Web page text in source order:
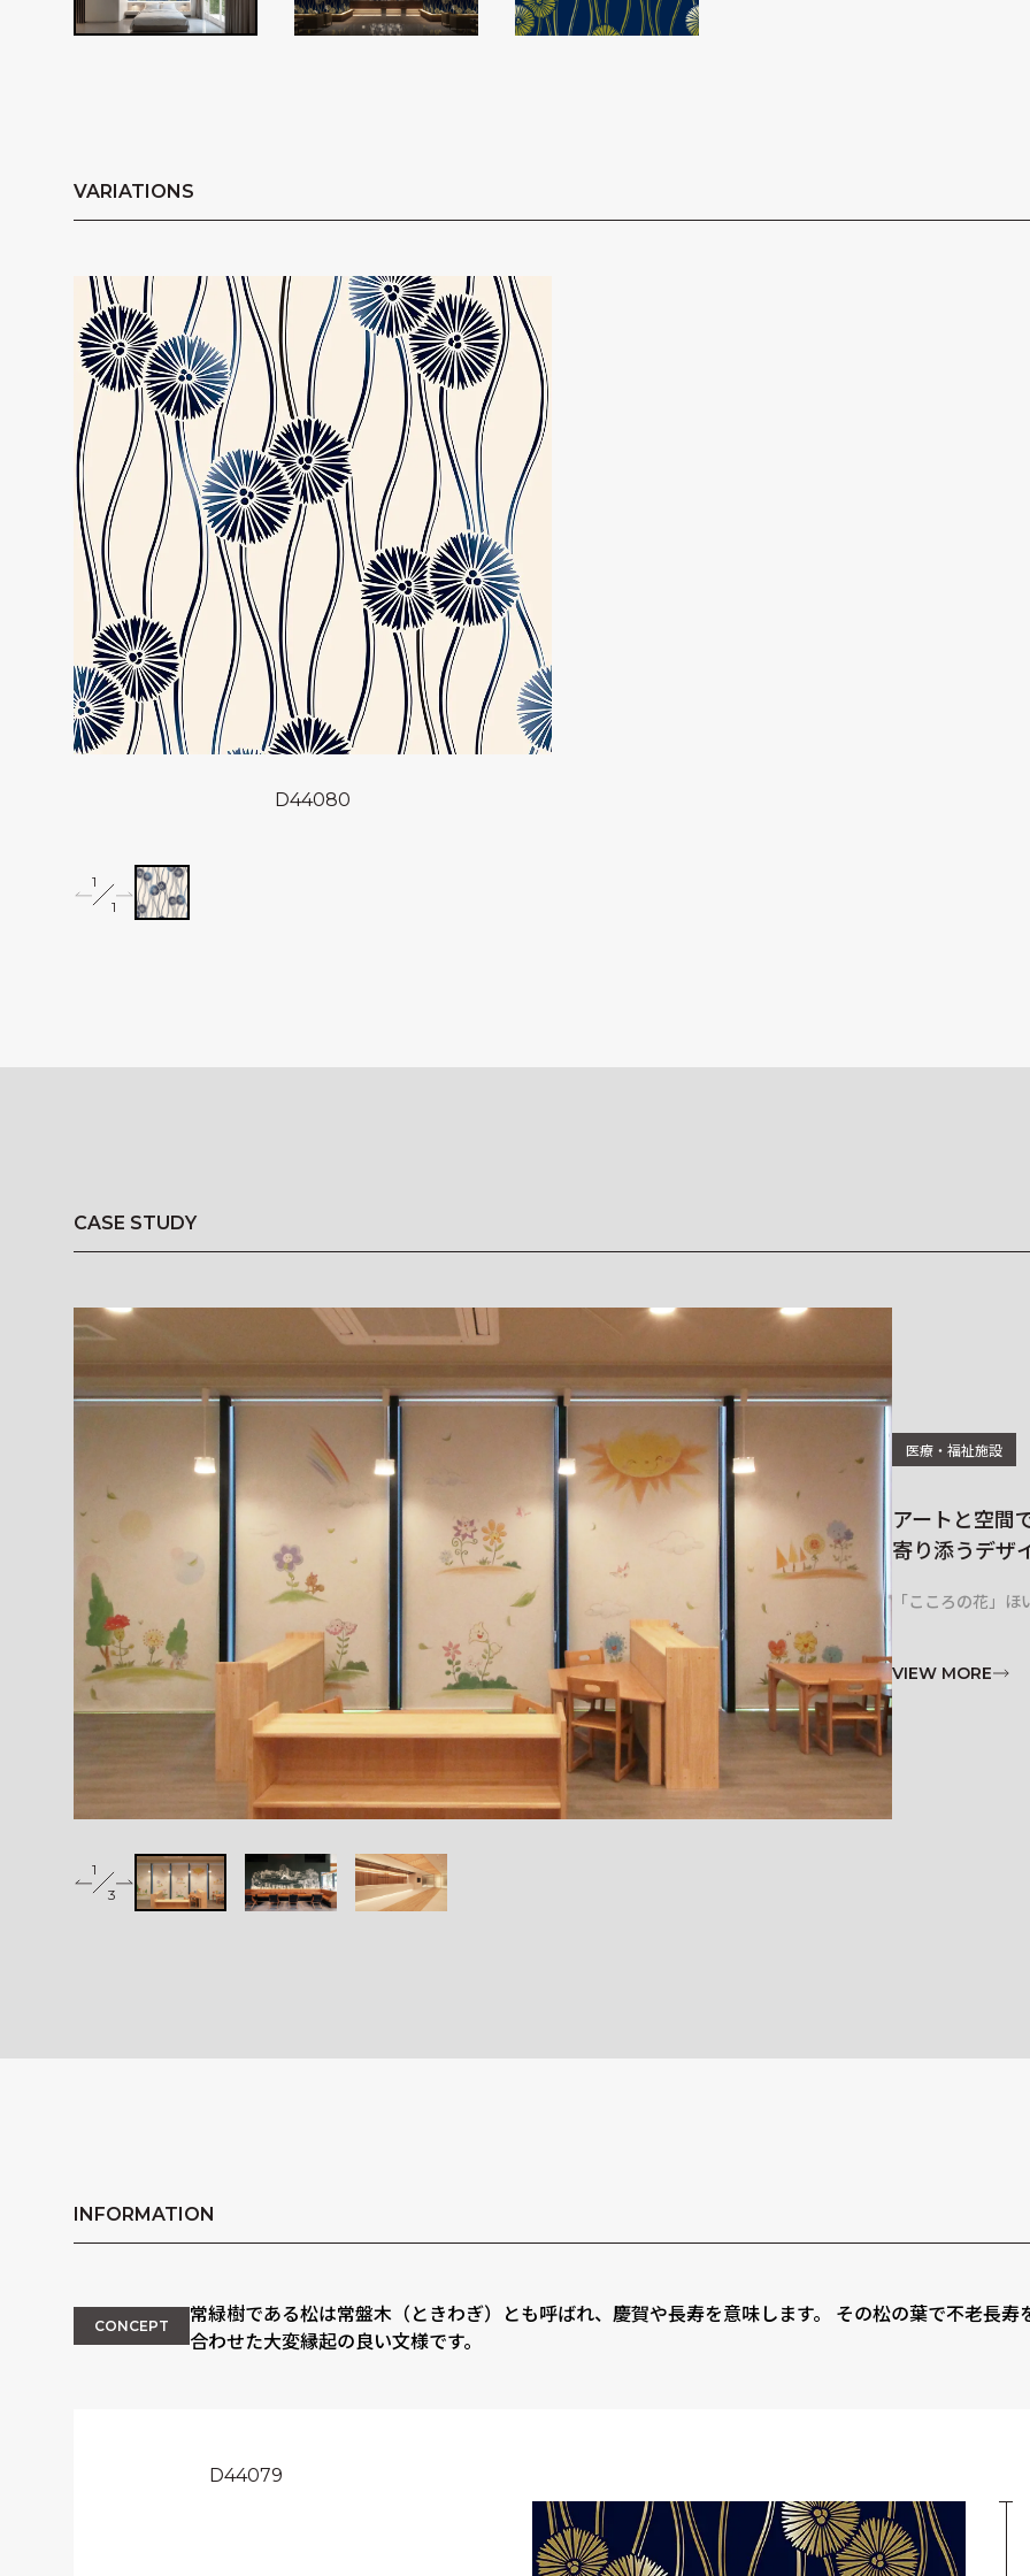
VARIATIONS
D44080
1
1
CASE STUDY
医療・福祉施設
アートと空間
寄り添うデザ
「こころの花」ほ
VIEW MORE
1
2 3
INFORMATION
CONCEPT
常緑樹である松は常盤木（ときわぎ）とも呼ばれ、慶賀や長寿を意味します。 その松の葉で不老長
合わせた大変縁起の良い文様です。
D44079